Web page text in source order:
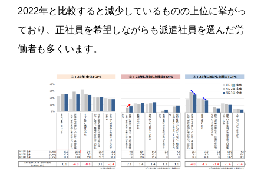
2022年と比較すると減少しているものの上位に挙がっ
ており、正社員を希望しながらも派遣社員を選んだ労
働者も多くいます。